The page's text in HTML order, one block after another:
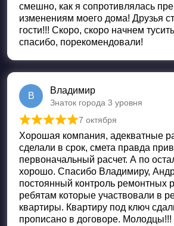
смешно, как я сопротивлялась
изменениям моего дома! Друзья
гости!!! Скоро, скоро начнем
спасибо, порекомендовали!
В
Владимир
Знаток города 3 уровня
Оценка 5из 5
7 октября
Хорошая компания, адекватные
сделали в срок, смета правда
первоначальный расчет. А по
хорошо. Спасибо Владимиру,
постоянный контроль ремонтных
ребятам которые участвовали в
квартиры. Квартиру под ключ
прописано в договоре. Молодцы!!!